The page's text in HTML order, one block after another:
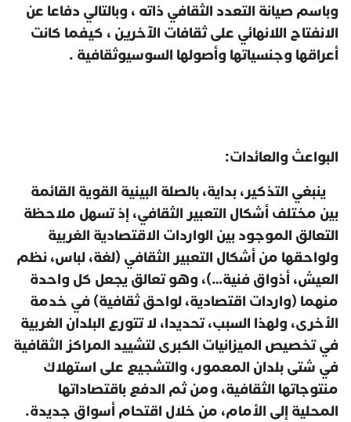
وباسم صيانة التعدد الثقافي ذاته ، وبالتالي دفاعا عن
الانفتاح اللانهائي على ثقافات الآخرين ، كيفما كانت
أعراقها وجنسياتها وأصولها السوسيوثقافية .
البواعث والعائدات:
ينبغي التذكير، بداية، بالصلة البينية القوية القائمة
بين مختلف أشكال التعبير الثقافي، إذ تسهل ملاحظة
التعالق الموجود بين الواردات الاقتصادية الغربية
ولواحقها من أشكال التعبير الثقافي (لغة، لباس، نظم
العيش، أذواق فنية…)، وهو تعالق يجعل كل واحدة
منهما (واردات اقتصادية، لواحق ثقافية) في خدمة
الأخرى، ولهذا السبب، تحديدا، لا تتورع البلدان الغربية
في تخصيص الميزانيات الكبرى لتشييد المراكز الثقافية
في شتى بلدان المعمور، والتشجيع على استهلاك
منتوجاتها الثقافية، ومن ثم الدفع باقتصاداتها
المحلية إلى الأمام، من خلال اقتحام أسواق جديدة.